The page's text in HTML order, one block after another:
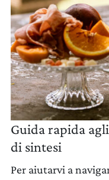
Guida rapida
di sintesi
Per aiutarvi a